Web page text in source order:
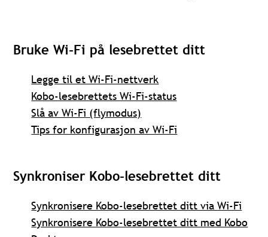
Bruke Wi-Fi på lesebrettet ditt
Legge til et Wi-Fi-nettverk
Kobo-lesebrettets Wi-Fi-status
Slå av Wi-Fi (flymodus)
Tips for konfigurasjon av Wi-Fi
Synkroniser Kobo-lesebrettet ditt
Synkronisere Kobo-lesebrettet ditt via Wi-Fi
Synkronisere Kobo-lesebrettet ditt med Kobo